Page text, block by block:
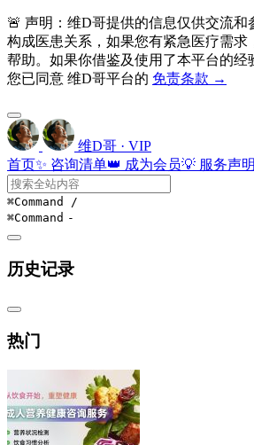
🚨 声明：维D哥提供的信息仅供交流和
构成医患关系，如果您有紧急医疗需求
帮助。如果你借鉴及使用了本平台的经
您已同意 维D哥平台的 免责条款 →
维D哥 · VIP
首页✨ 咨询清单👑 成为会员💡 服务声明
⌘Command /
⌘Command -
历史记录
热门